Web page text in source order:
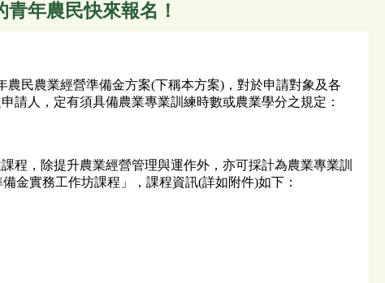
年農民快來報名！
民農業經營準備金方案(下稱本方案)，對於申請對象及各
請人，定有須具備農業專業訓練時數或農業學分之規定：
程，除提升農業經營管理與運作外，亦可採計為農業專業訓
金實務工作坊課程」，課程資訊(詳如附件)如下：